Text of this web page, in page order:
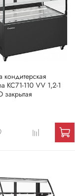
кондитерская
KC71-110 VV 1,2-1
закрытая